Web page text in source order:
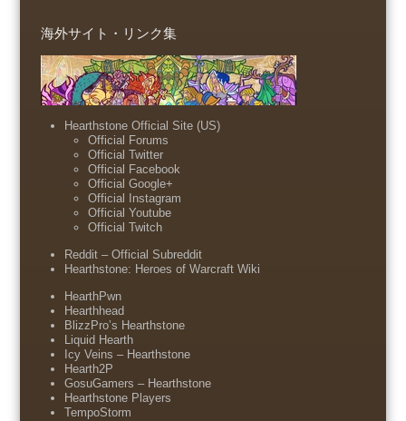
海外サイト・リンク集
Hearthstone Official Site (US)
Official Forums
Official Twitter
Official Facebook
Official Google+
Official Instagram
Official Youtube
Official Twitch
Reddit – Official Subreddit
Hearthstone: Heroes of Warcraft Wiki
HearthPwn
Hearthhead
BlizzPro’s Hearthstone
Liquid Hearth
Icy Veins – Hearthstone
Hearth2P
GosuGamers – Hearthstone
Hearthstone Players
TempoStorm